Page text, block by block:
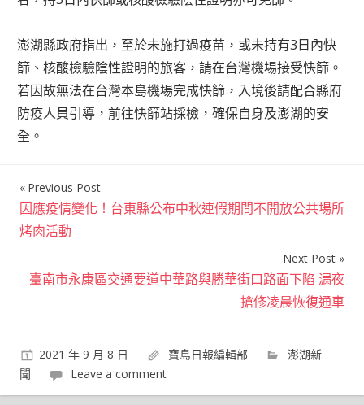
澎湖縣政府指出，至於未施打過疫苗，或未持有3日內快
篩、核酸檢驗陰性證明的旅客，請在台灣機場接受快篩。
若因故無法在台灣本島機場完成快篩，入境後請配合縣府
防疫人員引導，前往快篩站採檢，確保自身及澎湖的安
全。
文
章
覽
Previous Post
因應疫情變化！台東縣公布中秋連假期間不開放公共場所
烤肉活動
Next Post
臺南市永康區交通要道中華路與勝華街口路面下陷 漏夜
搶修凌晨恢復通車
2021 年 9 月 8 日 寶島日報編輯部
澎湖新
聞
Leave a comment